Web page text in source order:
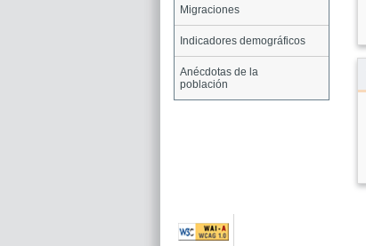
Migraciones
Indicadores demográficos
Anécdotas de la
población
Pie de página
Nivel de conformidad